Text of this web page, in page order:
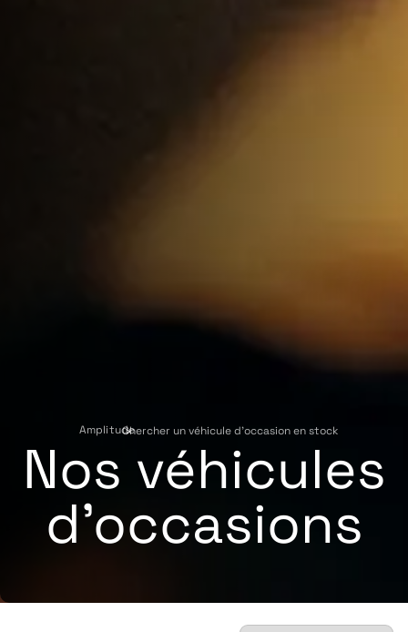
Amplitude
›
Chercher un véhicule d'occasion en stock
Nos véhicules
d'occasions